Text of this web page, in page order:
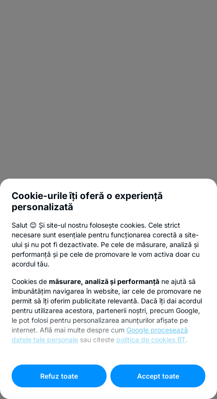
Cookie-urile îți oferă o experiență
personalizată
Salut 😊 Și site-ul nostru folosește cookies. Cele strict
necesare sunt esențiale pentru funcționarea corectă a site-
ului și nu pot fi dezactivate. Pe cele de măsurare, analiză și
performanță și pe cele de promovare le vom activa doar cu
acordul tău.
Cookies de măsurare, analiză și performanță ne ajută să
îmbunătățim navigarea în website, iar cele de promovare ne
permit să îți oferim publicitate relevantă. Dacă îți dai acordul
pentru utilizarea acestora, partenerii noștri, precum Google,
le pot folosi pentru personalizarea anunțurilor afișate pe
internet. Află mai multe despre cum Google procesează
datele tale personale sau citeste politica de cookies BT.
cookies"
Refuz toate
Accept toate